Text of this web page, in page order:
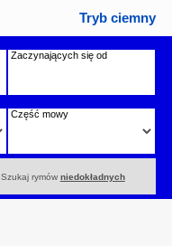
Tryb ciemny
Zaczynających się od
Część mowy
Szukaj rymów niedokładnych